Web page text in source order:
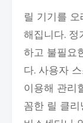
릴 기기를
해집니다. 정
하고 불필요
다. 사용자
이용해 관리
꼼한 릴 클